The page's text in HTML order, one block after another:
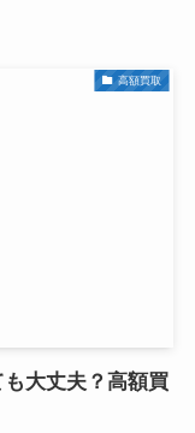
高額買取
大丈夫？高額買